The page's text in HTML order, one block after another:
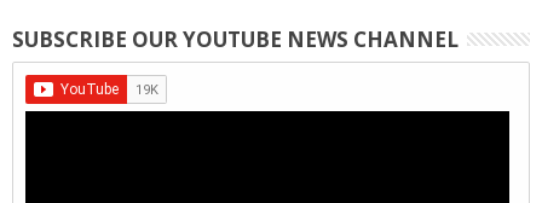
SUBSCRIBE OUR YOUTUBE NEWS CHANNEL